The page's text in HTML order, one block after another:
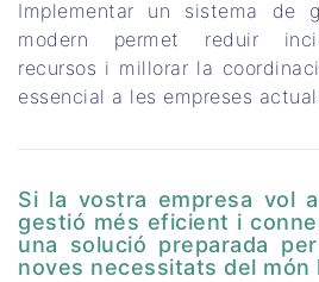
Implementar un sistema de
modern permet reduir
recursos i millorar la
essencial a les empreses
Si la vostra empresa vol
gestió més eficient i
una solució preparada
noves necessitats del món